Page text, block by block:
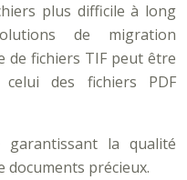
plus difficile à long
de migration
de fichiers TIF peut être
des fichiers PDF
garantissant la qualité
documents précieux.